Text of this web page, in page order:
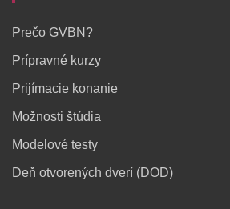
Prečo GVBN?
Prípravné kurzy
Prijímacie konanie
Možnosti štúdia
Modelové testy
Deň otvorených dverí (DOD)